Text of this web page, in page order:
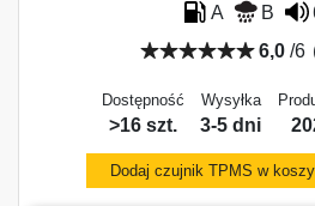
A B
6,0/6
Dostępność
>16 szt.
Wysyłka
3-5 dni
Dodaj czujnik TPMS w